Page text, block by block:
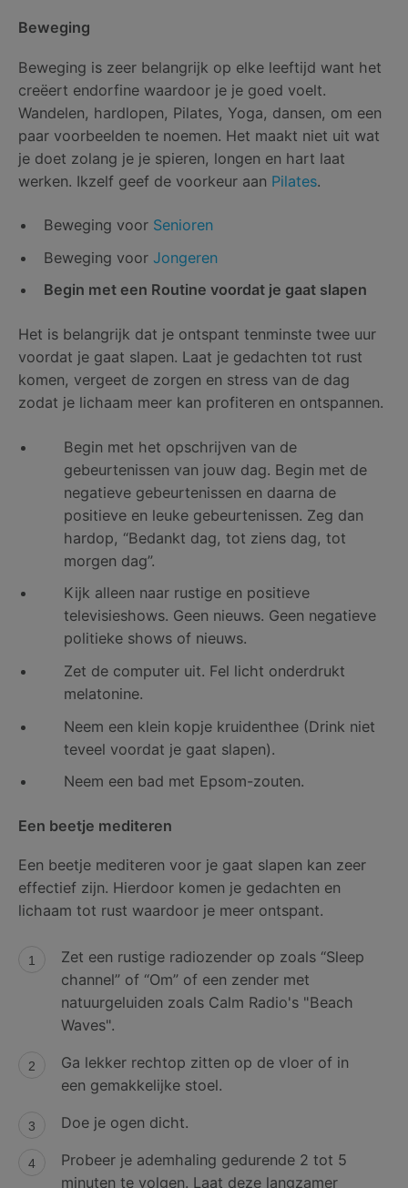
Beweging
Beweging is zeer belangrijk op elke leeftijd want het
creëert endorfine waardoor je je goed voelt.
Wandelen, hardlopen, Pilates, Yoga, dansen, om een
paar voorbeelden te noemen. Het maakt niet uit wat
je doet zolang je je spieren, longen en hart laat
werken. Ikzelf geef de voorkeur aan Pilates.
Beweging voor Senioren
Beweging voor Jongeren
Begin met een Routine voordat je gaat slapen
Het is belangrijk dat je ontspant tenminste twee uur
voordat je gaat slapen. Laat je gedachten tot rust
komen, vergeet de zorgen en stress van de dag
zodat je lichaam meer kan profiteren en ontspannen.
Begin met het opschrijven van de
gebeurtenissen van jouw dag. Begin met de
negatieve gebeurtenissen en daarna de
positieve en leuke gebeurtenissen. Zeg dan
hardop, “Bedankt dag, tot ziens dag, tot
morgen dag”.
Kijk alleen naar rustige en positieve
televisieshows. Geen nieuws. Geen negatieve
politieke shows of nieuws.
Zet de computer uit. Fel licht onderdrukt
melatonine.
Neem een klein kopje kruidenthee (Drink niet
teveel voordat je gaat slapen).
Neem een bad met Epsom-zouten.
Een beetje mediteren
Een beetje mediteren voor je gaat slapen kan zeer
effectief zijn. Hierdoor komen je gedachten en
lichaam tot rust waardoor je meer ontspant.
Zet een rustige radiozender op zoals “Sleep
channel” of “Om” of een zender met
natuurgeluiden zoals Calm Radio's "Beach
Waves".
Ga lekker rechtop zitten op de vloer of in
een gemakkelijke stoel.
Doe je ogen dicht.
Probeer je ademhaling gedurende 2 tot 5
minuten te volgen. Laat deze langzamer